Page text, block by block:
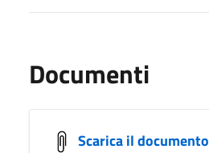
Documenti
Scarica il documento